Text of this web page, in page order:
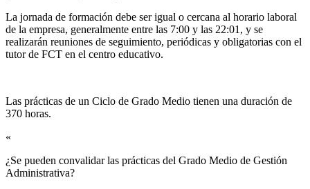
La jornada de formación debe ser igual o cercana al horario laboral
de la empresa, generalmente entre las 7:00 y las 22:01, y se
realizarán reuniones de seguimiento, periódicas y obligatorias con el
tutor de FCT en el centro educativo.
Las prácticas de un Ciclo de Grado Medio tienen una duración de
370 horas.
«
¿Se pueden convalidar las prácticas del Grado Medio de Gestión
Administrativa?​